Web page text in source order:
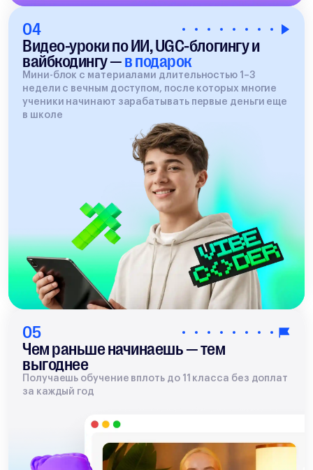
04
Видео-уроки по ИИ, UGC-блогингу и
вайбкодингу —в подарок
Мини-блок с материалами длительностью 1–3
недели с вечным доступом, после которых многие
ученики начинают зарабатывать первые деньги еще
в школе
05
Чем раньше начинаешь — тем
выгоднее
Получаешь обучение вплоть до 11 класса без доплат
за каждый год